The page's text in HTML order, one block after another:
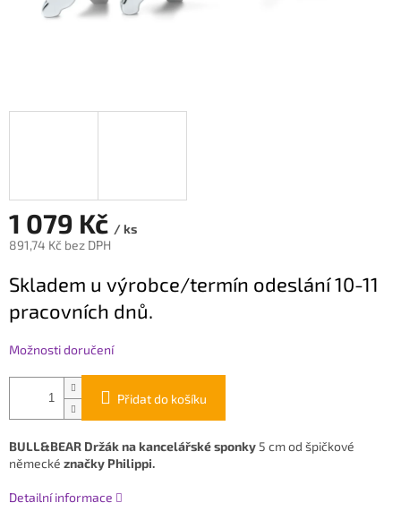
1 079 Kč / ks
891,74 Kč bez DPH
cena:
Skladem u výrobce/termín odeslání 10-11
pracovních dnů.
Možnosti doručení
Přidat do košíku
BULL&BEAR Držák na kancelářské sponky5 cm od špičkové
německé značky Philippi.
Detailní informace